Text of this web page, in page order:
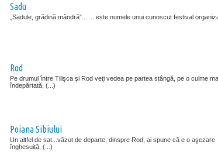
Sadu
„Sadule, grădină mândră”... ... este numele unui cunoscut festival
Rod
Pe drumul între Tilişca şi Rod veţi vedea pe partea stângă, pe o culme
îndepărtată, (...)
Poiana Sibiului
Un altfel de sat...văzut de departe, dinspre Rod, ai spune că e o aşezare
înghesuită, (...)